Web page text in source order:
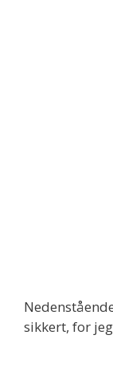
sikkert, for